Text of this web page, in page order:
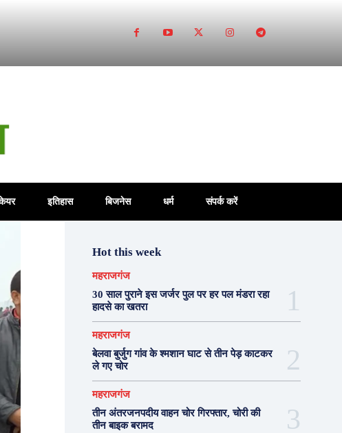
इतिहास बिजनेस धर्म संपर्क करें
Hot this week
महराजगंज
30 साल पुराने इस जर्जर पुल पर हर पल मंडरा रहा
हादसे का खतरा
महराजगंज
बेलवा बुर्जुग गांव के श्मशान घाट से तीन पेड़ काटकर
ले गए चोर
महराजगंज
तीन अंतरजनपदीय वाहन चोर गिरफ्तार, चोरी की
तीन बाइक बरामद